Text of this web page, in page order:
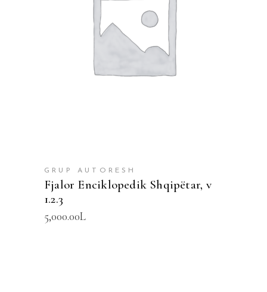
SHTOJE NË SHPORTË
GRUP AUTORESH
Fjalor Enciklopedik Shqipëtar, v
1.2.3
5,000.00L